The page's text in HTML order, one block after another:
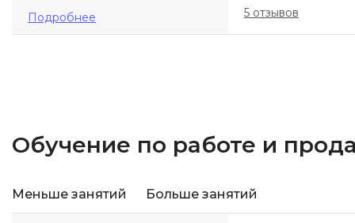
Подробнее 5 отзывов
Обучение по работе и
Меньше занятий Больше занятий